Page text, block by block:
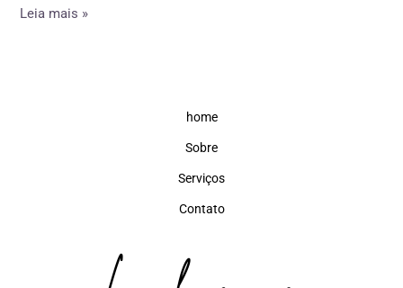
Leia mais »
home
Sobre
Serviços
Contato